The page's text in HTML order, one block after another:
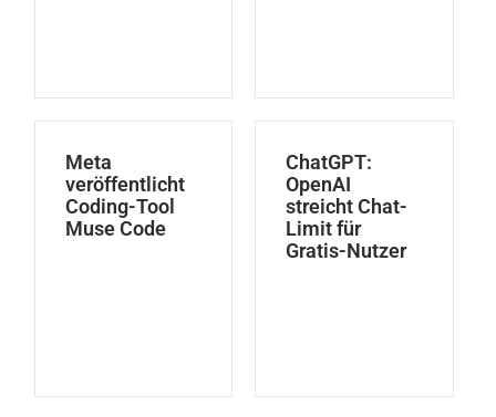
Meta
veröffentlicht
Coding-Tool
Muse Code
ChatGPT:
OpenAI
streicht Chat-
Limit für
Gratis-Nutzer